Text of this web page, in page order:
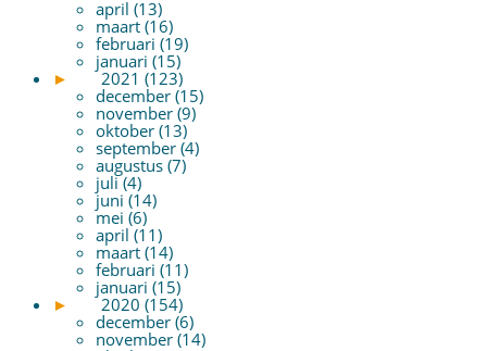
april (13)
maart (16)
februari (19)
januari (15)
►
2021 (123)
december (15)
november (9)
oktober (13)
september (4)
augustus (7)
juli (4)
juni (14)
mei (6)
april (11)
maart (14)
februari (11)
januari (15)
►
2020 (154)
december (6)
november (14)